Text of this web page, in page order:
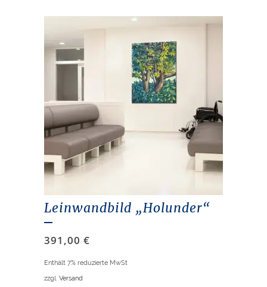
Leinwandbild „Holunder“
391,00 €
Enthält 7% reduzierte MwSt
zzgl. Versand